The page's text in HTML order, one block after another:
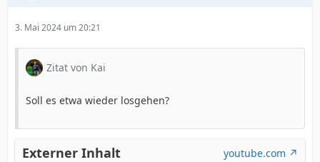
3. Mai 2024 um 20:21
Zitat von Kai
Soll es etwa wieder losgehen?
Externer Inhalt
youtube.com